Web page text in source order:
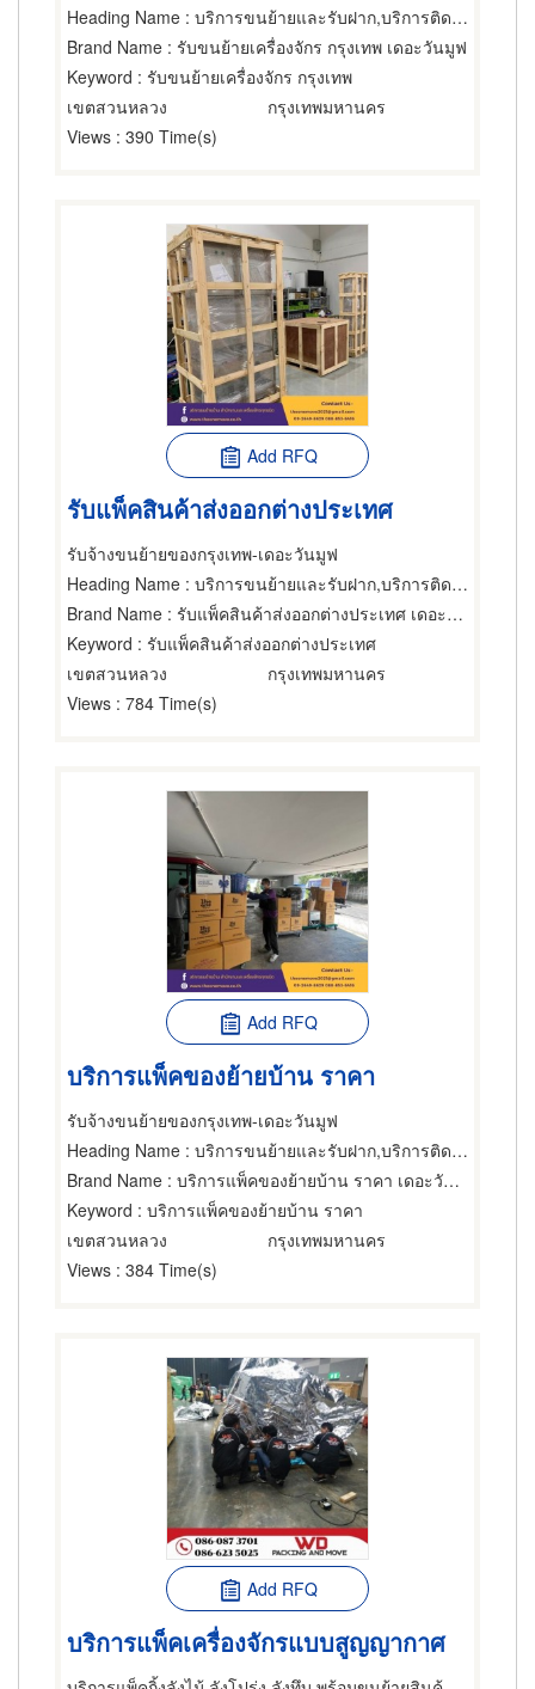
Heading Name : บริการขนย้ายและรับฝาก,บริการติดตั้งและโยกย้ายเครื่องจักรกล,บริการขนย้ายและรับฝาก
Brand Name : รับขนย้ายเครื่องจักร กรุงเทพ เดอะวันมูฟ
Keyword : รับขนย้ายเครื่องจักร กรุงเทพ
เขตสวนหลวง
กรุงเทพมหานคร
Views : 390 Time(s)
Add RFQ
รับแพ็คสินค้าส่งออกต่างประเทศ
รับจ้างขนย้ายของกรุงเทพ-เดอะวันมูฟ
Heading Name : บริการขนย้ายและรับฝาก,บริการติดตั้งและโยกย้ายเครื่องจักรกล,บริการขนย้ายและรับฝาก
Brand Name : รับแพ็คสินค้าส่งออกต่างประเทศ เดอะวันมูฟ
Keyword : รับแพ็คสินค้าส่งออกต่างประเทศ
เขตสวนหลวง
กรุงเทพมหานคร
Views : 784 Time(s)
Add RFQ
บริการแพ็คของย้ายบ้าน ราคา
รับจ้างขนย้ายของกรุงเทพ-เดอะวันมูฟ
Heading Name : บริการขนย้ายและรับฝาก,บริการติดตั้งและโยกย้ายเครื่องจักรกล,บริการขนย้ายและรับฝาก
Brand Name : บริการแพ็คของย้ายบ้าน ราคา เดอะวันมูฟ
Keyword : บริการแพ็คของย้ายบ้าน ราคา
เขตสวนหลวง
กรุงเทพมหานคร
Views : 384 Time(s)
Add RFQ
บริการแพ็คเครื่องจักรแบบสูญญากาศ